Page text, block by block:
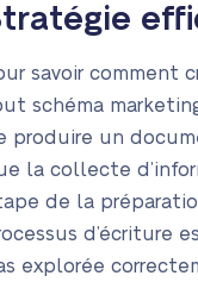
savoir comment
schéma
produire un
la collecte
de la
d’écriture
explorée